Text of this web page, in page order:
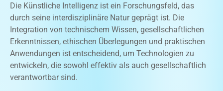
Die Künstliche Intelligenz ist ein Forschungsfeld, das
durch seine interdisziplinäre Natur geprägt ist. Die
Integration von technischem Wissen, gesellschaftlichen
Erkenntnissen, ethischen Überlegungen und praktischen
Anwendungen ist entscheidend, um Technologien zu
entwickeln, die sowohl effektiv als auch gesellschaftlich
verantwortbar sind.